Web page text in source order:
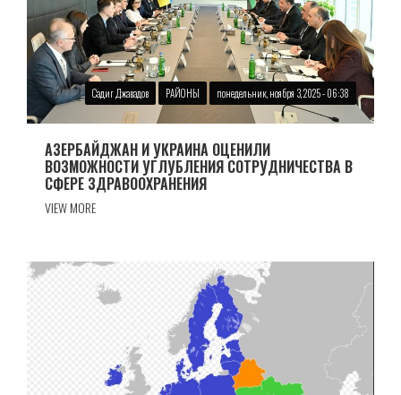
Садиг Джавадов РАЙОНЫ понедельник, ноября 3, 2025 - 06:38
АЗЕРБАЙДЖАН И УКРАИНА ОЦЕНИЛИ
ВОЗМОЖНОСТИ УГЛУБЛЕНИЯ СОТРУДНИЧЕСТВА В
СФЕРЕ ЗДРАВООХРАНЕНИЯ
VIEW MORE